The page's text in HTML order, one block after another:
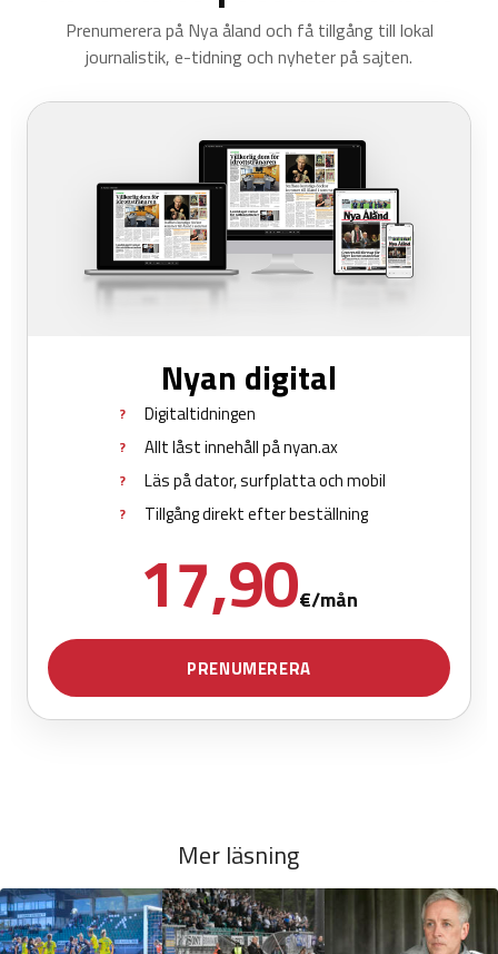
Mer läsning